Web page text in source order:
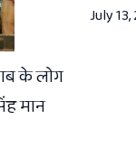
के लोग
मान
July